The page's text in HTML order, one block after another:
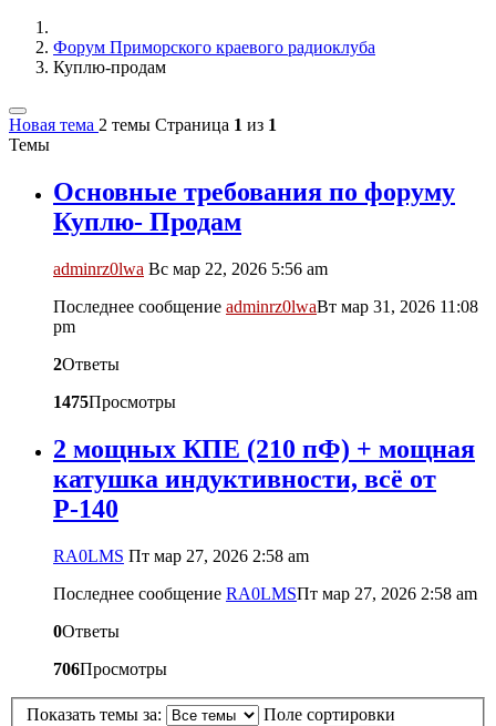
Форум Приморского краевого радиоклуба
Куплю-продам
Новая тема 2 темы Страница 1 из 1
Темы
Основные требования по форуму
Куплю- Продам
adminrz0lwa Вс мар 22, 2026 5:56 am
Последнее сообщение adminrz0lwaВт мар 31, 2026 11:08
pm
2Ответы
1475Просмотры
2 мощных КПЕ (210 пФ) + мощная
катушка индуктивности, всё от
Р-140
RA0LMS Пт мар 27, 2026 2:58 am
Последнее сообщение RA0LMSПт мар 27, 2026 2:58 am
0Ответы
706Просмотры
Показать темы за: Поле сортировки